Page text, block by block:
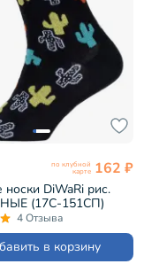
по клубной
карте 162 ₽
DiWaRi рис.
(17С-151СП)
4 Отзыва
в корзину